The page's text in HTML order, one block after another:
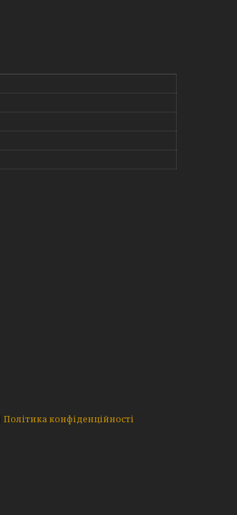
Політика конфіденційності